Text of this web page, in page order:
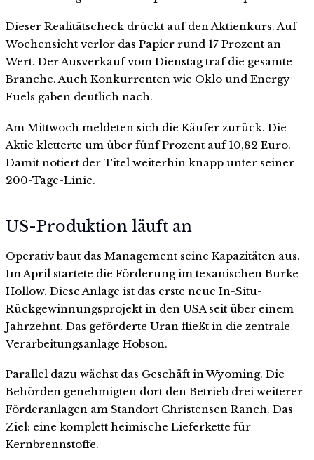
Dieser Realitätscheck drückt auf den Aktienkurs. Auf
Wochensicht verlor das Papier rund 17 Prozent an
Wert. Der Ausverkauf vom Dienstag traf die gesamte
Branche. Auch Konkurrenten wie Oklo und Energy
Fuels gaben deutlich nach.
Am Mittwoch meldeten sich die Käufer zurück. Die
Aktie kletterte um über fünf Prozent auf 10,82 Euro.
Damit notiert der Titel weiterhin knapp unter seiner
200-Tage-Linie.
US-Produktion läuft an
Operativ baut das Management seine Kapazitäten aus.
Im April startete die Förderung im texanischen Burke
Hollow. Diese Anlage ist das erste neue In-Situ-
Rückgewinnungsprojekt in den USA seit über einem
Jahrzehnt. Das geförderte Uran fließt in die zentrale
Verarbeitungsanlage Hobson.
Parallel dazu wächst das Geschäft in Wyoming. Die
Behörden genehmigten dort den Betrieb drei weiterer
Förderanlagen am Standort Christensen Ranch. Das
Ziel: eine komplett heimische Lieferkette für
Kernbrennstoffe.